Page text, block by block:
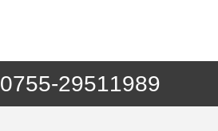
0755-29511989